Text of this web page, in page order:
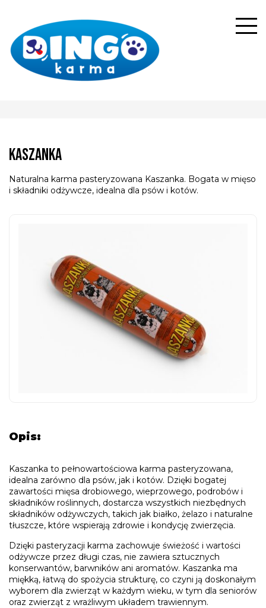
Kaszanka
Naturalna karma pasteryzowana Kaszanka. Bogata w mięso
i składniki odżywcze, idealna dla psów i kotów.
Opis:
Kaszanka to pełnowartościowa karma pasteryzowana,
idealna zarówno dla psów, jak i kotów. Dzięki bogatej
zawartości mięsa drobiowego, wieprzowego, podrobów i
składników roślinnych, dostarcza wszystkich niezbędnych
składników odżywczych, takich jak białko, żelazo i naturalne
tłuszcze, które wspierają zdrowie i kondycję zwierzęcia.
Dzięki pasteryzacji karma zachowuje świeżość i wartości
odżywcze przez długi czas, nie zawiera sztucznych
konserwantów, barwników ani aromatów. Kaszanka ma
miękką, łatwą do spożycia strukturę, co czyni ją doskonałym
wyborem dla zwierząt w każdym wieku, w tym dla seniorów
oraz zwierząt z wrażliwym układem trawiennym.